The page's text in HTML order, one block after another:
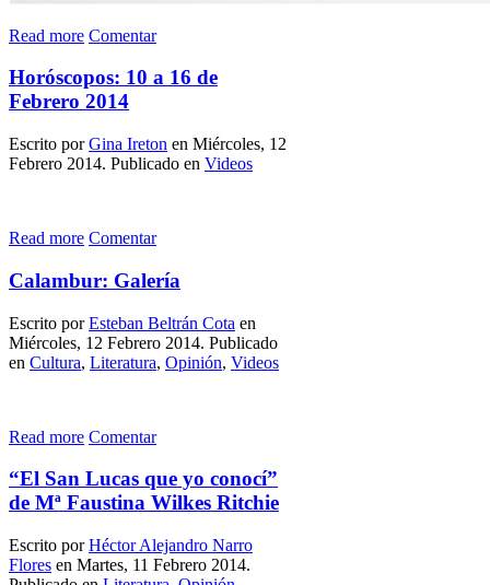
Read more Comentar
Horóscopos: 10 a 16 de
Febrero 2014
Escrito porGina Ireton en Miércoles, 12
Febrero 2014. Publicado en Videos
Read more Comentar
Calambur: Galería
Escrito porEsteban Beltrán Cota en
Miércoles, 12 Febrero 2014. Publicado
en Cultura, Literatura, Opinión, Videos
Read more Comentar
“El San Lucas que yo conocí”
de Mª Faustina Wilkes Ritchie
Escrito porHéctor Alejandro Narro
Flores en Martes, 11 Febrero 2014.